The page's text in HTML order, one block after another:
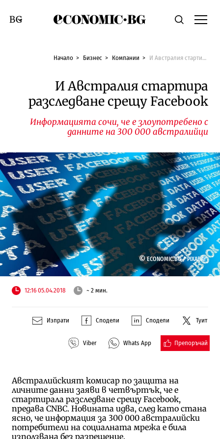
Economic.bgТърсене
Смяна на език
Начало Бизнес Компании И Австралия стартира разследване срещу Facebook
И Австралия стартира
разследване срещу Facebook
Информацията сочи, че е злоупотребено с
данните на 300 000 австралийци
©ECONOMIC.BG /PIXABAY
12:16 05.04.2018 ~ 2 мин.
Изпрати Сподели Сподели Туит
Viber Whats App Препоръчай
Австралийският комисар по защита на
личните данни заяви в четвъртък, че е
стартирала разследване срещу Facebook,
предава CNBC. Новината идва, след като стана
ясно, че информация за 300 000 австралийски
потребители на социалната мрежа е била
използвана без разрешение.